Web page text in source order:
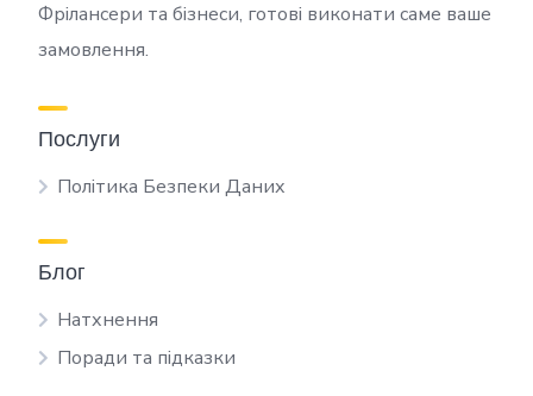
Фрілансери та бізнеси, готові виконати саме ваше
замовлення.
Послуги
Політика Безпеки Даних
Блог
Натхнення
Поради та підказки